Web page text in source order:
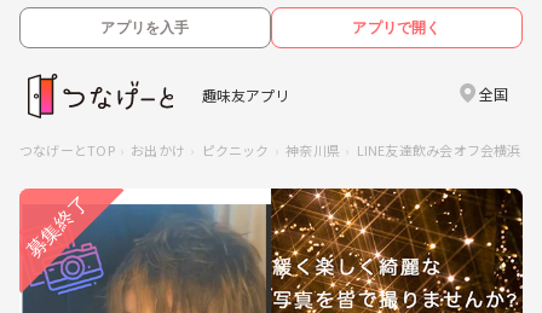
アプリを入手 アプリで開く
趣味友アプリ 全国
つなげーとTOP お出かけ ピクニック 神奈川県 LINE友達飲み会オフ会横浜・